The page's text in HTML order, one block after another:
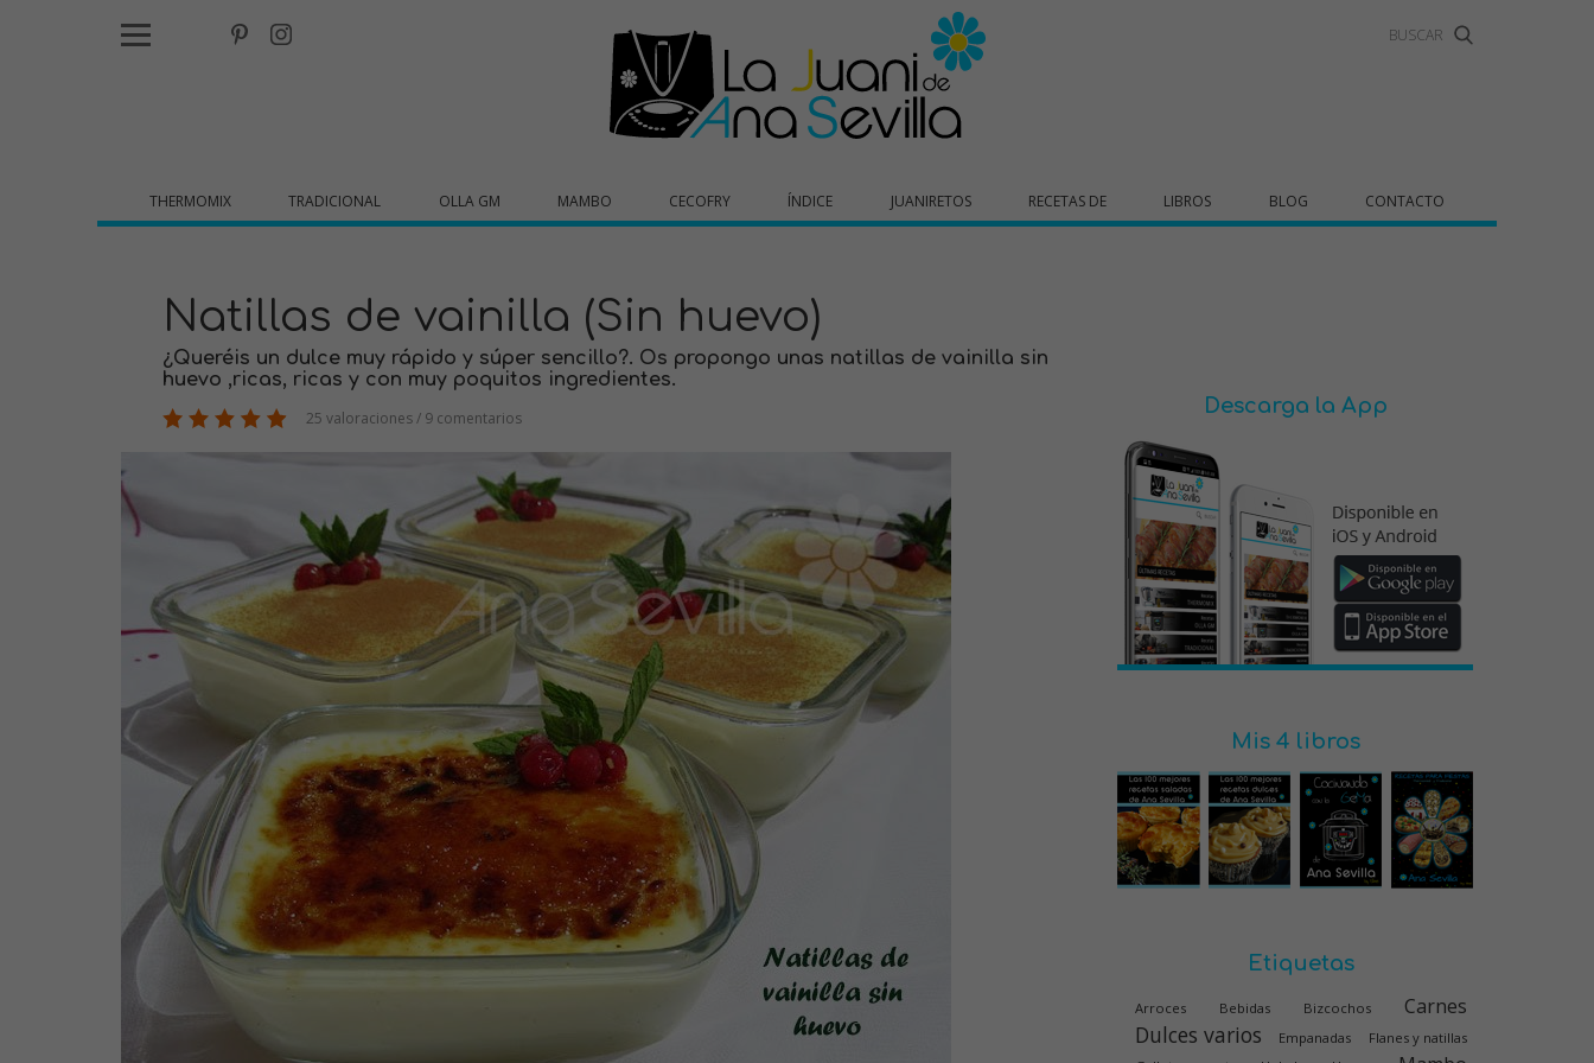
THERMOMIX TRADICIONAL OLLA GM MAMBO CECOFRY ÍNDICE JUANIRETOS RECETAS DE LIBROS BLOG CONTACTO
Natillas de vainilla (Sin huevo)
¿Queréis un dulce muy rápido y súper sencillo?. Os propongo unas natillas de vainilla sin
huevo ,ricas, ricas y con muy poquitos ingredientes.
25 valoraciones / 9 comentarios
Descarga la App
Mis 4 libros
Etiquetas
Arroces Bebidas Bizcochos Carnes
Dulces varios Empanadas
Flanes y natillas